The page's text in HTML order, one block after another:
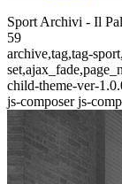
Sport Archivi - Il
59
archive,tag,tag-
child-theme-ver-
js-composer js-